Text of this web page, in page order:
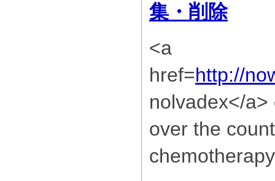
集・削除
<a
href=http://
nolvadex</
over the
chemotherapy